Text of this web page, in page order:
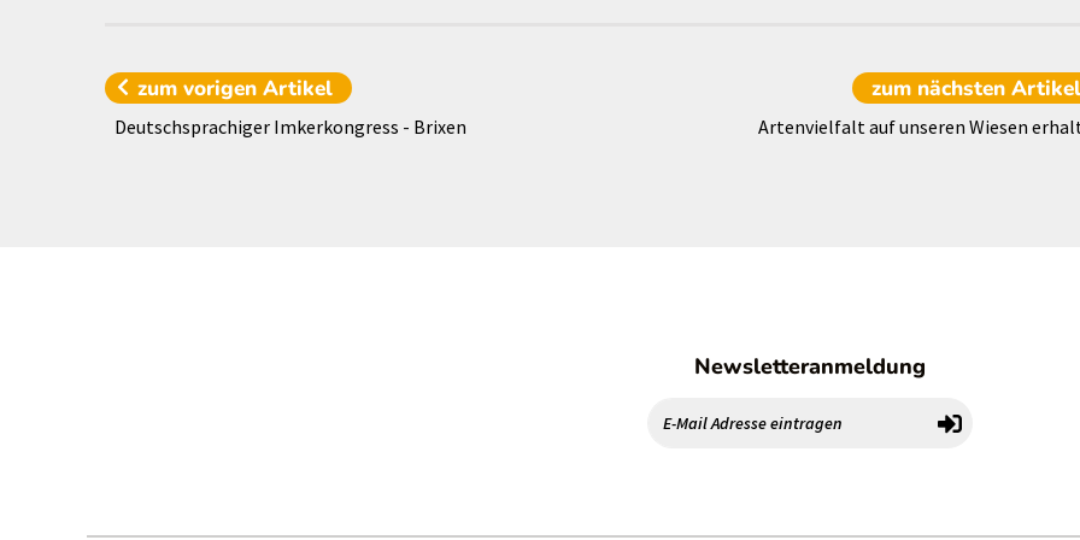
zum vorigenArtikel
Deutschsprachiger Imkerkongress - Brixen
zum nächsten Artikel
Artenvielfalt auf unseren Wiesen
Newsletteranmeldung